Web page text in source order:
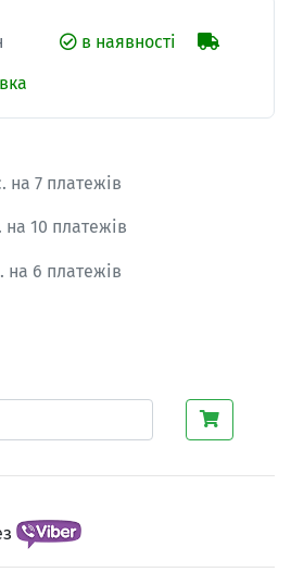
в наявності
на 7 платежів
на 10 платежів
на 6 платежів